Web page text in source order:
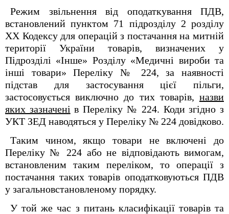
Режим звільнення від оподаткування ПДВ,
встановлений пунктом 71 підрозділу 2 розділу
ХХ Кодексу для операцій з постачання на митній
території України товарів, визначених у
Підрозділі «Інше» Розділу «Медичні вироби та
інші товари» Переліку № 224, за наявності
підстав для застосування цієї пільги,
застосовується виключно до тих товарів, назви
яких зазначені в Переліку № 224. Коди згідно з
УКТ ЗЕД наводяться у Переліку № 224 довідково.
Таким чином, якщо товари не включені до
Переліку № 224 або не відповідають вимогам,
встановленим таким переліком, то операції з
постачання таких товарів оподатковуються ПДВ
у загальновстановленому порядку.
У той же час з питань класифікації товарів та